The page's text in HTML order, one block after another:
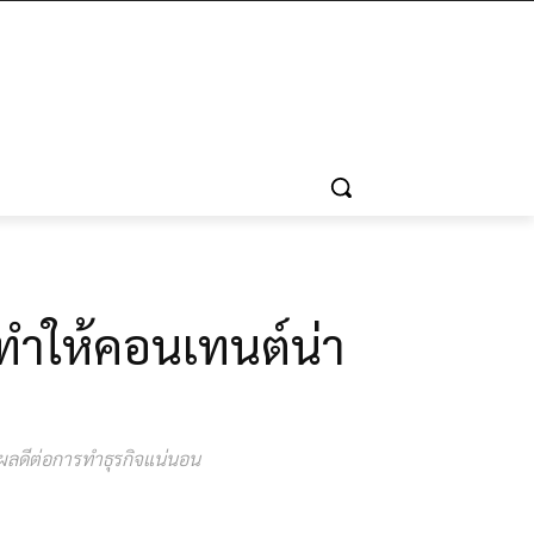
ให้คอนเทนต์น่า
ดีต่อการทำธุรกิจแน่นอน